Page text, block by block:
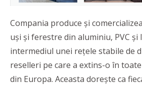
Compania produce și
uși și ferestre din aluminiu, PVC și
intermediul unei rețele stabile de
reselleri pe care a extins-o în
din Europa. Aceasta dorește ca